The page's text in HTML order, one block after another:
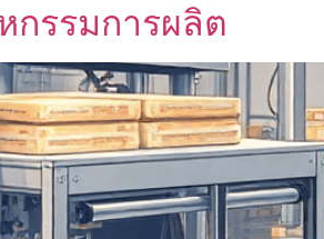
กรรมการผลิต